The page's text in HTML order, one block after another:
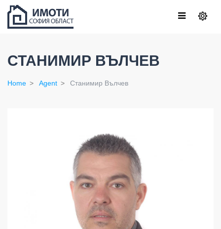
СТАНИМИР ВЪЛЧЕВ
Home Agent Станимир Вълчев